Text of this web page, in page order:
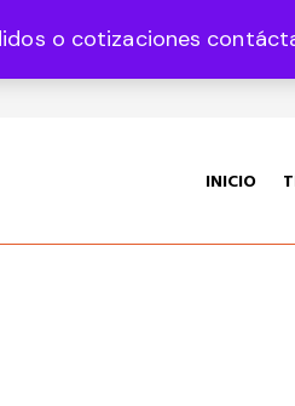
o cotizaciones
INICIO